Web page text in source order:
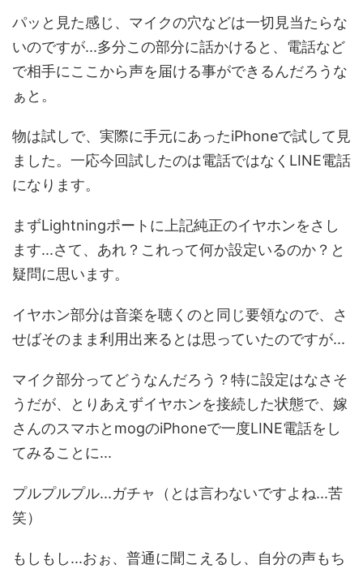
パッと見た感じ、マイクの穴などは一切見当たらな
いのですが...多分この部分に話かけると、電話など
で相手にここから声を届ける事ができるんだろうな
ぁと。
物は試しで、実際に手元にあったiPhoneで試して見
ました。一応今回試したのは電話ではなくLINE電話
になります。
まずLightningポートに上記純正のイヤホンをさし
ます...さて、あれ？これって何か設定いるのか？と
疑問に思います。
イヤホン部分は音楽を聴くのと同じ要領なので、さ
せばそのまま利用出来るとは思っていたのですが...
マイク部分ってどうなんだろう？特に設定はなさそ
うだが、とりあえずイヤホンを接続した状態で、嫁
さんのスマホとmogのiPhoneで一度LINE電話をし
てみることに...
プルプルプル...ガチャ（とは言わないですよね...苦
笑）
もしもし...おぉ、普通に聞こえるし、自分の声もち